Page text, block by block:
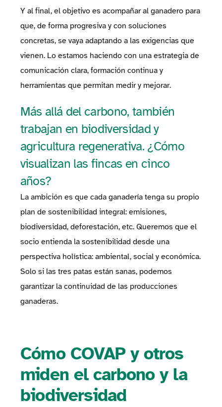
Y al final, el objetivo es acompañar al ganadero para
que, de forma progresiva y con soluciones
concretas, se vaya adaptando a las exigencias que
vienen. Lo estamos haciendo con una estrategia de
comunicación clara, formación continua y
herramientas que permitan medir y mejorar.
Más allá del carbono, también
trabajan en biodiversidad y
agricultura regenerativa. ¿Cómo
visualizan las fincas en cinco
años?
La ambición es que cada ganadería tenga su propio
plan de sostenibilidad integral: emisiones,
biodiversidad, deforestación, etc. Queremos que el
socio entienda la sostenibilidad desde una
perspectiva holística: ambiental, social y económica.
Solo si las tres patas están sanas, podemos
garantizar la continuidad de las producciones
ganaderas.
Cómo COVAP y otros
miden el carbono y la
biodiversidad